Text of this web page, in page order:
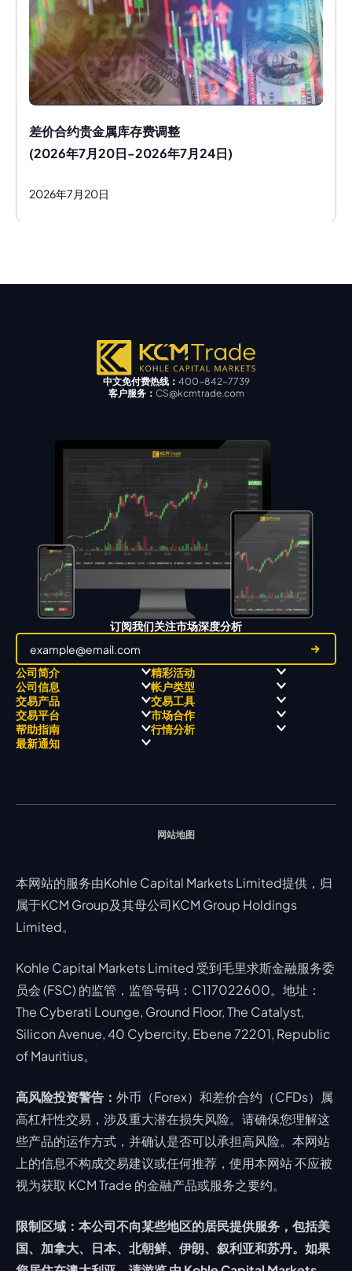
差价合约贵金属库存费调整
(2026年7月20日-2026年7月24日)
2026年7 月 20日
中文免付费热线： 400-842-7739
客户服务： CS@kcmtrade.com
订阅我们关注市场深度分析
公司简介
关于
关于 KCM Group
三大优势
奖项和成就
精彩活动
职业高尔夫 x 飘移队
全球高尔夫锦标赛
公司信息
经营理念
公开信息与风险披露
公司新闻
视频库
帐户类型
ECN 账户
STP 账户
账户比较
交易产品
Forex
贵金属
能源
交易工具
交易平台
MetaTrader 4
MetaTrader 5
市场合作
帮助指南 行情分析
最新通知
网站地图
本网站的服务由Kohle Capital Markets Limited提供，归
属于KCM Group及其母公司KCM Group Holdings
Limited。
Kohle Capital Markets Limited 受到毛里求斯金融服务委
员会 (FSC) 的监管，监管号码：C117022600。地址：
The Cyberati Lounge, Ground Floor, The Catalyst,
Silicon Avenue, 40 Cybercity, Ebene 72201, Republic
of Mauritius。
高风险投资警告： 外币（Forex）和差价合约（CFDs）属
高杠杆性交易，涉及重大潜在损失风险。请确保您理解这
些产品的运作方式，并确认是否可以承担高风险。本网站
上的信息不构成交易建议或任何推荐，使用本网站 不应被
视为获取 KCM Trade 的金融产品或服务之要约。
限制区域：本公司不向某些地区的居民提供服务，包括美
国、加拿大、日本、北朝鲜、伊朗、叙利亚和苏丹。如果